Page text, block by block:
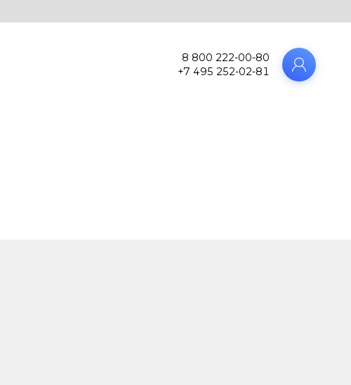
8 800 222-00-80
+7 495 252-02-81